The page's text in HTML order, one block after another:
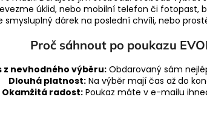
úklid, nebo mobilní telefon či fotopast,
smysluplný dárek na poslední chvíli, nebo
Proč sáhnout po poukazu
z nevhodného výběru: Obdarovaný sám
Dlouhá platnost: Na výběr mají čas až do
Okamžitá radost: Poukaz máte v e-mailu